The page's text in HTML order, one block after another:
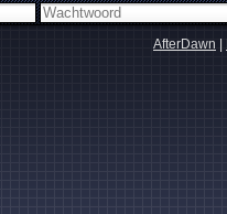
AfterDawn